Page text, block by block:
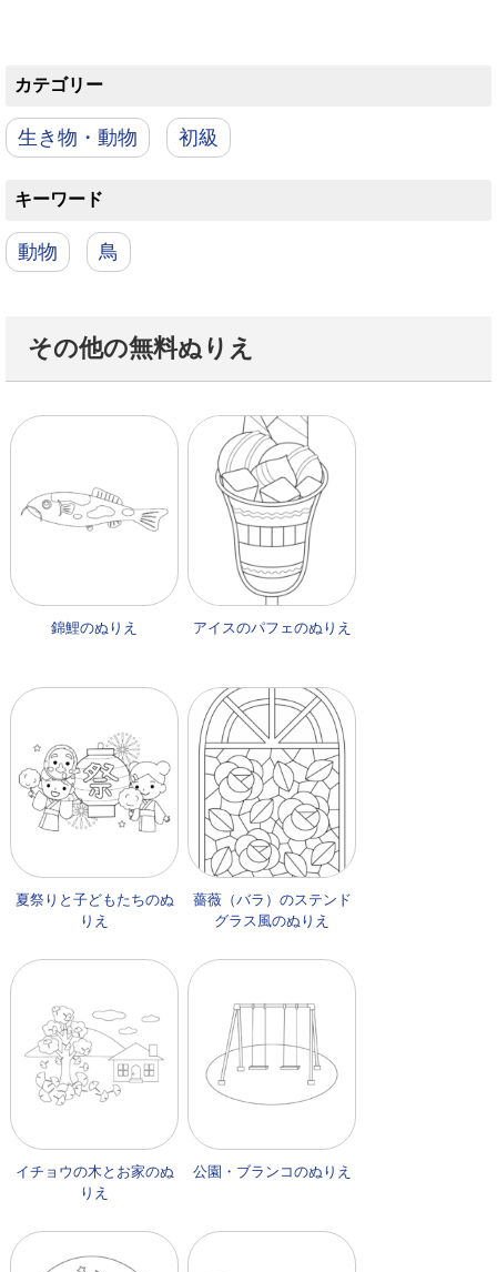
カテゴリー
生き物・動物 初級
キーワード
動物 鳥
その他の無料ぬりえ
錦鯉のぬりえ アイスのパフェのぬりえ
夏祭りと子どもたちのぬ
りえ
薔薇（バラ）のステンド
グラス風のぬりえ
イチョウの木とお家のぬ
りえ
公園・ブランコのぬりえ